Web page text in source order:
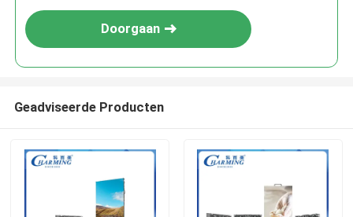
Doorgaan
Geadviseerde Producten